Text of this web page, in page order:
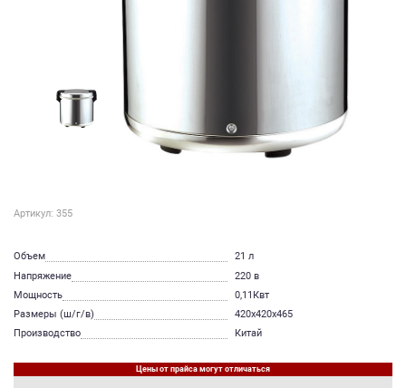
Артикул: 355
Объем
21 л
Напряжение
220 в
Мощность
0,11Квт
Размеры (ш/г/в)
420х420х465
Производство
Китай
Цены от прайса могут отличаться